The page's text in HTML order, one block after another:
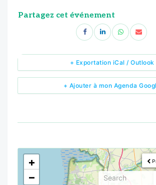
Partagez cet événement
+ Ajouter à mon Agenda
+ Exportation iCal / Outlook
<!---->
+
−